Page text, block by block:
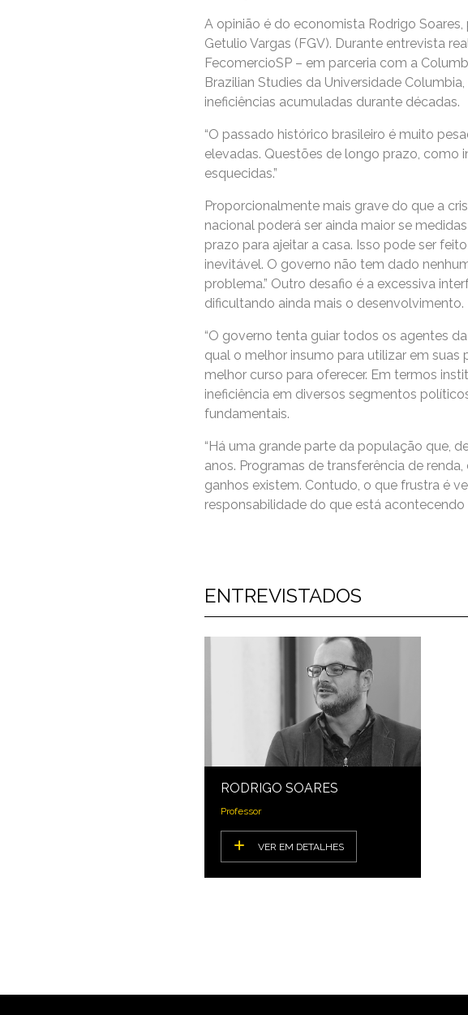
A opinião é do economista Rodrigo
Getulio Vargas (FGV). Durante entrevista
FecomercioSP – em parceria com a
Brazilian Studies da Universidade
ineficiências acumuladas durante décadas.
“O passado histórico brasileiro é muito
elevadas. Questões de longo prazo, como
esquecidas.”
Proporcionalmente mais grave do que a
nacional poderá ser ainda maior se
prazo para ajeitar a casa. Isso pode ser
inevitável. O governo não tem dado
problema.” Outro desafio é a excessiva
dificultando ainda mais o desenvolvimento.
“O governo tenta guiar todos os agentes
qual o melhor insumo para utilizar em suas
melhor curso para oferecer. Em termos
ineficiência em diversos segmentos
fundamentais.
“Há uma grande parte da população que,
anos. Programas de transferência de
ganhos existem. Contudo, o que frustra é
responsabilidade do que está acontecendo
ENTREVISTADOS
RODRIGO SOARES
Professor
VER EM DETALHES